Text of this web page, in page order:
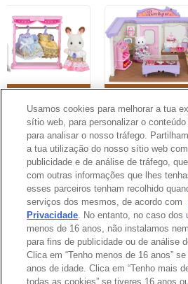
Catálogo
Usamos cookies para melhorar a tua
sítio web, para personalizar o
para analisar o nosso tráfego.
a tua utilização do nosso sítio web
publicidade e de análise de tráfego,
com outras informações que lhes
esses parceiros tenham recolhido
serviços dos mesmos, de acordo com
Privacidade. No entanto, no caso dos
menos de 16 anos, não instalamos
para fins de publicidade ou de análise
Clica em “Tenho menos de 16 anos”
anos de idade. Clica em “Tenho mais
todas as cookies” se tiveres 16 anos